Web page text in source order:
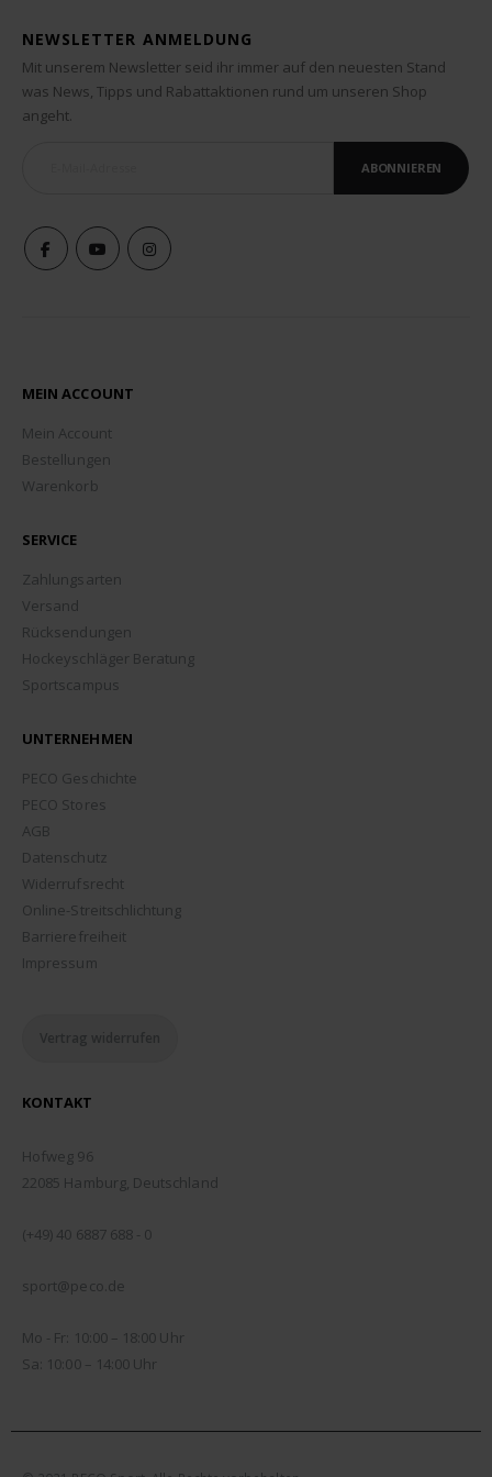
NEWSLETTER ANMELDUNG
Mit unserem Newsletter seid ihr immer auf den neuesten Stand
was News, Tipps und Rabattaktionen rund um unseren Shop
angeht.
ABONNIEREN
MEIN ACCOUNT
Mein Account
Bestellungen
Warenkorb
SERVICE
Zahlungsarten
Versand
Rücksendungen
Hockeyschläger Beratung
Sportscampus
UNTERNEHMEN
PECO Geschichte
PECO Stores
AGB
Datenschutz
Widerrufsrecht
Online-Streitschlichtung
Barrierefreiheit
Impressum
Vertrag widerrufen
KONTAKT
Hofweg 96
22085 Hamburg, Deutschland
(+49) 40 6887 688 - 0
sport@peco.de
Mo - Fr: 10:00 – 18:00 Uhr
Sa: 10:00 – 14:00 Uhr